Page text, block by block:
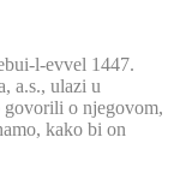
l-evvel 1447.
a.s., ulazi u
govorili o njegovom,
kako bi on